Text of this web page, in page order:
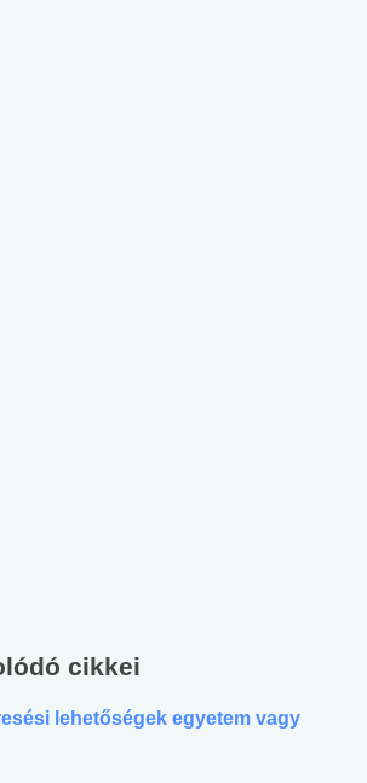
cikkei
lehetőségek egyetem vagy